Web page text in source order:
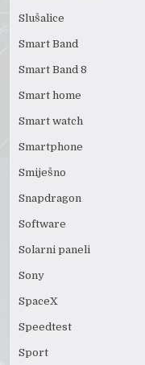
Slušalice
Smart Band
Smart Band 8
Smart home
Smart watch
Smartphone
Smiješno
Snapdragon
Software
Solarni paneli
Sony
SpaceX
Speedtest
Sport